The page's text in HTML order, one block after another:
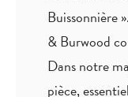
Buissonnière
& Burwood
Dans notre
pièce,